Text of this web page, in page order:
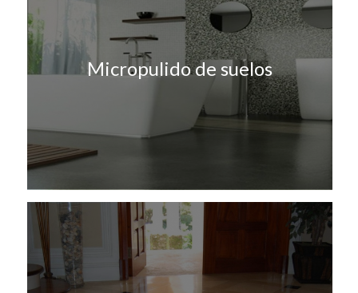
Micropulido de suelos